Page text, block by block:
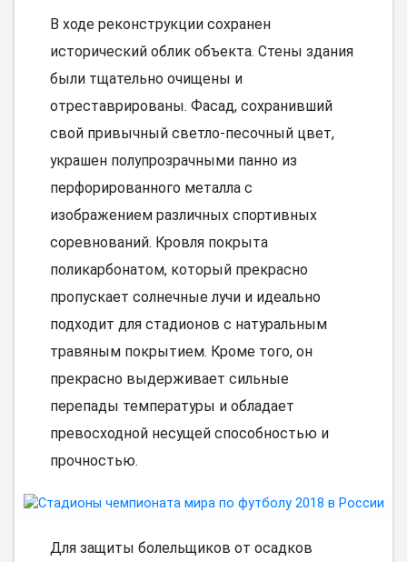
В ходе реконструкции сохранен
исторический облик объекта. Стены здания
были тщательно очищены и
отреставрированы. Фасад, сохранивший
свой привычный светло-песочный цвет,
украшен полупрозрачными панно из
перфорированного металла с
изображением различных спортивных
соревнований. Кровля покрыта
поликарбонатом, который прекрасно
пропускает солнечные лучи и идеально
подходит для стадионов с натуральным
травяным покрытием. Кроме того, он
прекрасно выдерживает сильные
перепады температуры и обладает
превосходной несущей способностью и
прочностью.
Для защиты болельщиков от осадков